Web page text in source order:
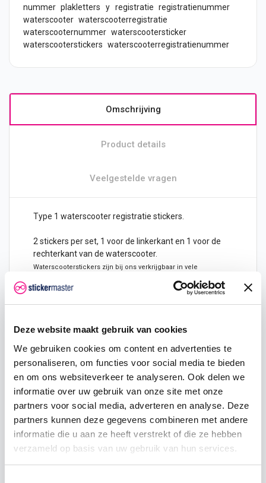
Deze website maakt gebruik van cookies
We gebruiken cookies om content en advertenties te
personaliseren, om functies voor social media te bieden
en om ons websiteverkeer te analyseren. Ook delen we
informatie over uw gebruik van onze site met onze
partners voor social media, adverteren en analyse. Deze
partners kunnen deze gegevens combineren met andere
informatie die u aan ze heeft verstrekt of die ze hebben
verzameld op basis van uw gebruik van hun services.
nummer plakletters y registratie registratienummer
waterscooter waterscooterregistratie
waterscooternummer waterscootersticker
waterscooterstickers waterscooterregistratienummer
Omschrijving
Product details
Veelgestelde vragen
Type 1 waterscooter registratie stickers
2 stickers per set, 1 voor de linkerkant en 1 voor de
rechterkant van de waterscooter.
Waterscooterstickers zijn bij ons verkrijgbaar in vele
LettertypeRock well extra Bold
die aan de voorwaarden van de
RDW voldoen.
Aanpassingen"
1) Kies bovenaan de kleur die je wenst te ontvangen
2) Geef aan hoeveel sets je wenst te ontvangen ( 1
set = 2 stickers )
3) Tabblad "Product Aanpassingen"
Welk registratienummer moet het worden, vb: 99-XB-
77
(wij leveren altijd hoofdletters), druk op "Opslaan"
5) Afrekenen